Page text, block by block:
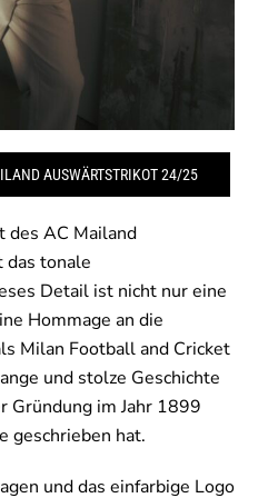
AUSWÄRTSTRIKOT 24/25
des AC Mailand
tonale
Detail ist nicht nur eine
Hommage an die
Milan Football and Cricket
und stolze Geschichte
Gründung im Jahr 1899
geschrieben hat.
und das einfarbige Logo